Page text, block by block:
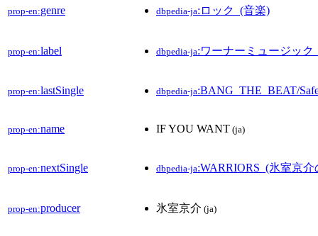
prop-en:genre dbpedia-ja:ロック_(音楽)
prop-en:label dbpedia-ja:ワーナーミュージック
prop-en:lastSingle dbpedia-ja:BANG_THE_BEAT/
prop-en:name IF YOU WANT (ja)
prop-en:nextSingle dbpedia-ja:WARRIORS_(氷室京介
prop-en:producer 氷室京介 (ja)